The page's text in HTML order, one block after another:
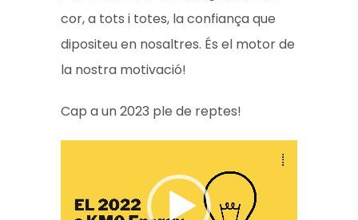
cor, a tots i totes, la confiança que
dipositeu en nosaltres. És el motor de
la nostra motivació!
Cap a un 2023 ple de reptes!